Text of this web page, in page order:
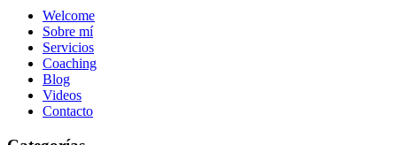
Welcome
Sobre mí
Servicios
Coaching
Blog
Videos
Contacto